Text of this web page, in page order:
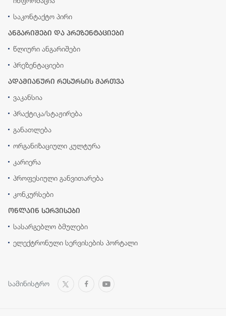
საკონტაქტო პირი
ანგარიშები და პრეზენტაციები
წლიური ანგარიშები
პრეზენტაციები
ადამიანური რესურსის მართვა
ვაკანსია
პრაქტიკა/სტაჟირება
განათლება
ორგანიზაციული კულტურა
კარიერა
პროფესიული განვითარება
კონკურსები
ონლაინ სერვისები
სასარგებლო ბმულები
ელექტრონული სერვისების პორტალი
სამინისტრო